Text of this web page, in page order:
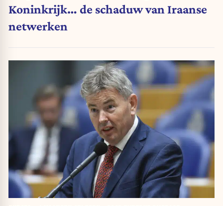
Koninkrijk… de schaduw van Iraanse
netwerken